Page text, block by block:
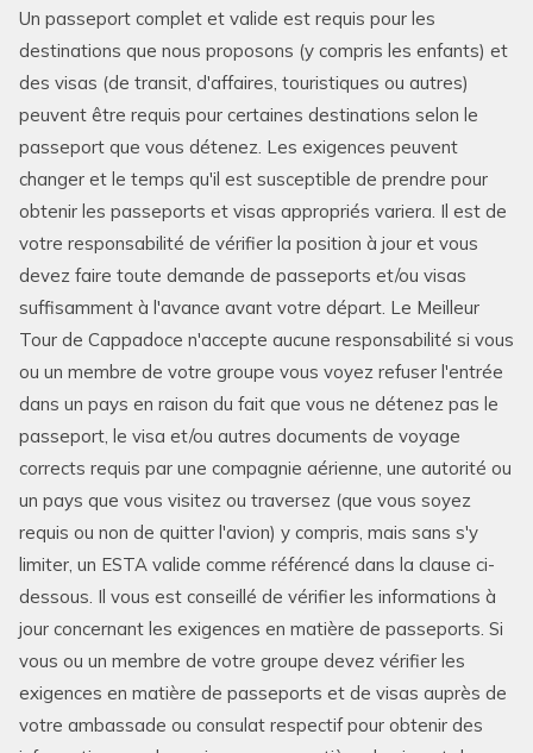
Un passeport complet et valide est requis pour les
destinations que nous proposons (y compris les enfants) et
des visas (de transit, d'affaires, touristiques ou autres)
peuvent être requis pour certaines destinations selon le
passeport que vous détenez. Les exigences peuvent
changer et le temps qu'il est susceptible de prendre pour
obtenir les passeports et visas appropriés variera. Il est de
votre responsabilité de vérifier la position à jour et vous
devez faire toute demande de passeports et/ou visas
suffisamment à l'avance avant votre départ. Le Meilleur
Tour de Cappadoce n'accepte aucune responsabilité si vous
ou un membre de votre groupe vous voyez refuser l'entrée
dans un pays en raison du fait que vous ne détenez pas le
passeport, le visa et/ou autres documents de voyage
corrects requis par une compagnie aérienne, une autorité ou
un pays que vous visitez ou traversez (que vous soyez
requis ou non de quitter l'avion) y compris, mais sans s'y
limiter, un ESTA valide comme référencé dans la clause ci-
dessous. Il vous est conseillé de vérifier les informations à
jour concernant les exigences en matière de passeports. Si
vous ou un membre de votre groupe devez vérifier les
exigences en matière de passeports et de visas auprès de
votre ambassade ou consulat respectif pour obtenir des